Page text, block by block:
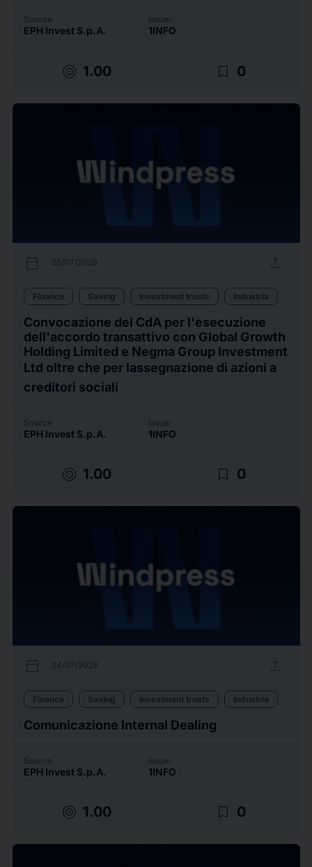
Source
EPH Invest S.p.A.
Issuer
1INFO
target 1.00 bookmark_border 0
calendar_today 25/07/2026 upload
Finance Saving Investment trusts Industria
Convocazione del CdA per l'esecuzione
dell'accordo transattivo con Global Growth
Holding Limited e Negma Group Investment
Ltd oltre che per lassegnazione di azioni a
creditori sociali
Source
EPH Invest S.p.A.
Issuer
1INFO
target 1.00 bookmark_border 0
calendar_today 24/07/2026 upload
Finance Saving Investment trusts Industria
Comunicazione Internal Dealing
Source
EPH Invest S.p.A.
Issuer
1INFO
target 1.00 bookmark_border 0